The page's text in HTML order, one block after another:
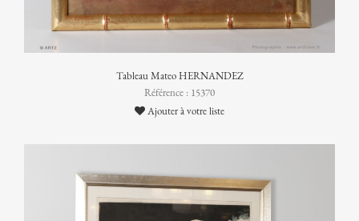
Tableau Mateo HERNANDEZ
Référence : 15370
Ajouter à votre liste